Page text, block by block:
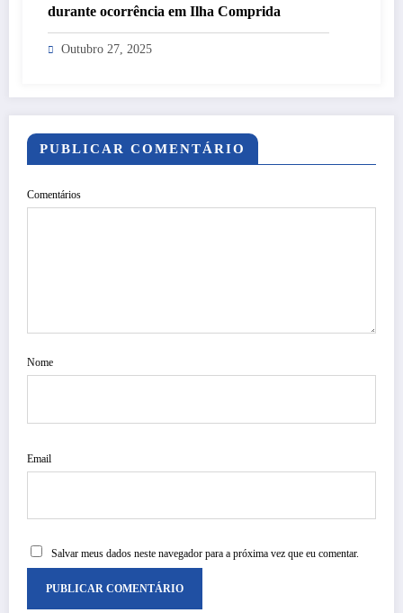
durante ocorrência em Ilha Comprida
Outubro 27, 2025
PUBLICAR COMENTÁRIO
Comentários
Nome
Email
Salvar meus dados neste navegador para a próxima vez que eu comentar.